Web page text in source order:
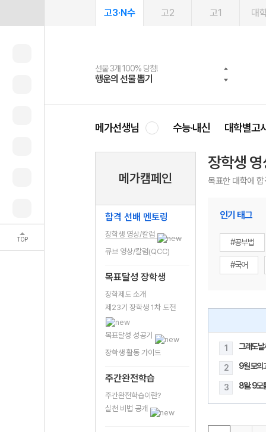
TOP
고3·N수 고2 고1 대
선물 3개 100% 당첨!
행운의 선물 뽑기
선물 100% 증정!
메가스터디 X 올리브
여름방학 스터디 캐시백
메가런 썸머스쿨
2027 러셀 단과
강사 공개선발
스마트러닝앱
설문 EVENT
메가패스
3일 무료 체험권
메가패스 수강생 무료혜택!
메가클럽 멤버십
사회공헌 캠페인
희망이룸 메가나눔
메가선생님 수능·내신 대학별고
메가캠페인
합격 선배 멘토링
장학생 영상/칼럼
큐브 영상/칼럼(QCC)
목표달성 장학생
장학제도 소개
제23기 장학생 1차 도전
목표달성 성공기
장학생 활동 가이드
주간완전학습
주간완전학습이란?
실천 비법 공개
장학생
목표한 대학에
인기 태그
#공부법
#국어
1 그래도날
2 9월 모의
3 8월: 9모